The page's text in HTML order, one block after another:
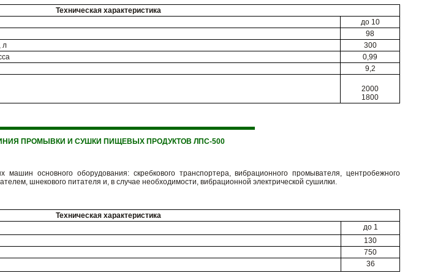
Техническая характеристика
до 10
98
л
300
0,99
9,2
2000
1800
ПРОМЫВКИ И СУШКИ ПИЩЕВЫХ ПРОДУКТОВ ЛПС-500
основного оборудования: скребкового транспортера, вибрационного промывателя, центробежного
шнекового питателя и, в случае необходимости, вибрационной электрической сушилки.
Техническая характеристика
до 1
130
750
36